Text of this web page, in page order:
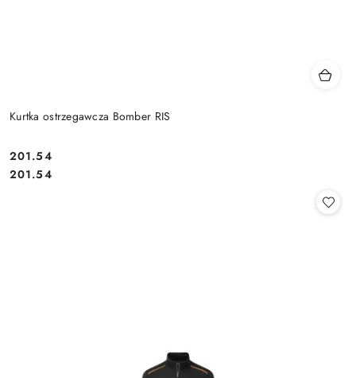
Kurtka ostrzegawcza Bomber RIS
Cena:
201.54
Cena:
201.54